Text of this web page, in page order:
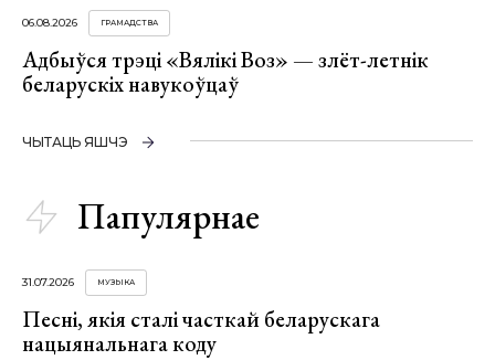
06.08.2026 ГРАМАДСТВА
Адбыўся трэці «Вялікі Воз» — злёт-летнік
беларускіх навукоўцаў
ЧЫТАЦЬ ЯШЧЭ
Папулярнае
31.07.2026 МУЗЫКА
Песні, якія сталі часткай беларускага
нацыянальнага коду